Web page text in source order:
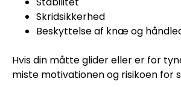
Skridsikkerhed
Beskyttelse af knæ og
Hvis din måtte glider eller er for
miste motivationen og risikoen for